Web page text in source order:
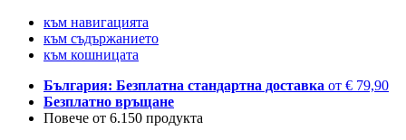
към навигацията
към съдържанието
към кошницата
България: Безплатна стандартна доставка от € 79,90
Безплатно връщане
Повече от 6.150 продукта